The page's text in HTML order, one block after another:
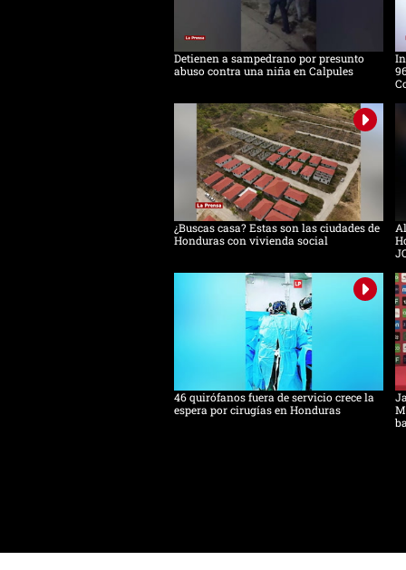
Detienen a sampedrano por presunto
abuso contra una niña en Calpules
¿Buscas casa? Estas son las ciudades de
Honduras con vivienda social
46 quirófanos fuera de servicio crece la
espera por cirugías en Honduras